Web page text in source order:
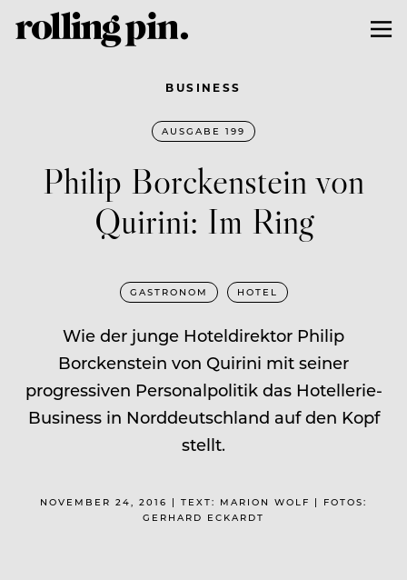
BUSINESS
AUSGABE 199
Philip Borckenstein von
Quirini: Im Ring
GASTRONOM HOTEL
Wie der junge Hoteldirektor Philip
Borckenstein von Quirini mit seiner
progressiven Personal­politik das Hotellerie-
Business in Nord­deutschland auf den Kopf
stellt.
NOVEMBER 24, 2016 | TEXT: MARION WOLF | FOTOS:
GERHARD ECKARDT